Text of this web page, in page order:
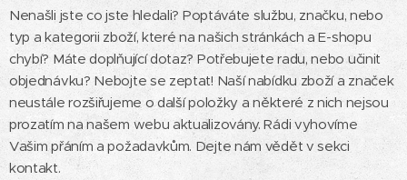
Nenašli jste co jste hledali? Poptáváte službu, značku, nebo
typ a kategorii zboží, které na našich stránkách a E-shopu
chybí? Máte doplňující dotaz? Potřebujete radu, nebo učinit
objednávku? Nebojte se zeptat! Naší nabídku zboží a značek
neustále rozšiřujeme o další položky a některé z nich nejsou
prozatím na našem webu aktualizovány. Rádi vyhovíme
Vašim přáním a požadavkům. Dejte nám vědět v sekci
kontakt.